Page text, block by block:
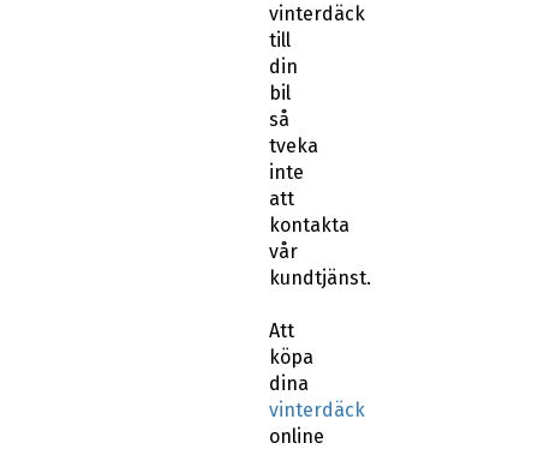
vinterdäck
till
din
bil
så
tveka
inte
att
kontakta
vår
kundtjänst.
Att
köpa
dina
vinterdäck
online